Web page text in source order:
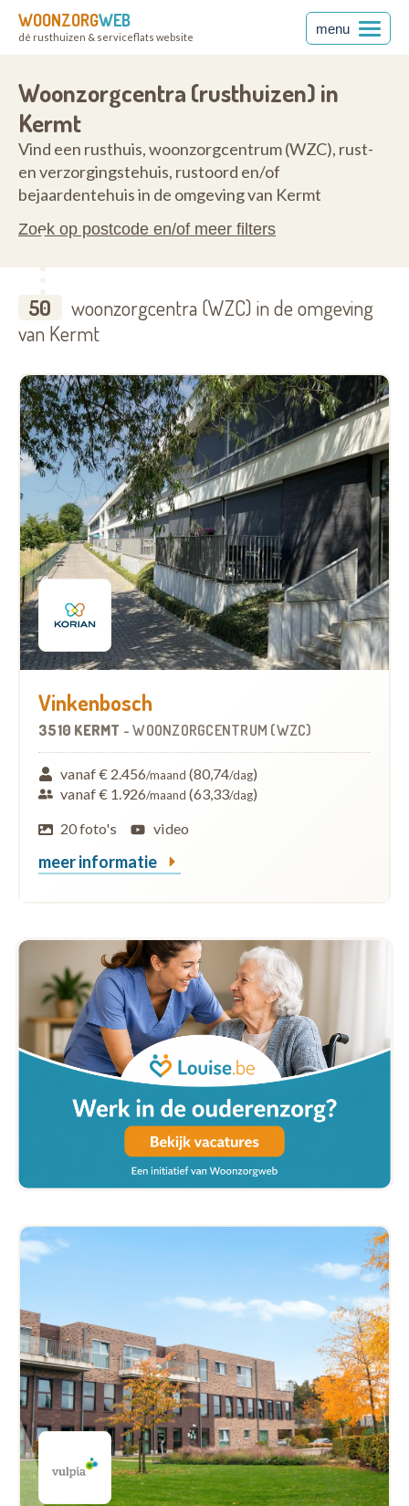
WOONZORGWEB
dé rusthuizen & serviceflats website
menu
Woonzorgcentra (rusthuizen) in
Kermt
Vind een rusthuis, woonzorgcentrum (WZC), rust-
en verzorgingstehuis, rustoord en/of
bejaardentehuis in de omgeving van Kermt
Zoek op postcode en/of meer filters
50
woonzorgcentra (WZC) in de omgeving
van Kermt
Vinkenbosch
3510 KERMT -WOONZORGCENTRUM (WZC)
vanaf € 2.456/maand (80,74/dag)
vanaf € 1.926/maand (63,33/dag)
20 foto's
video
meer informatie